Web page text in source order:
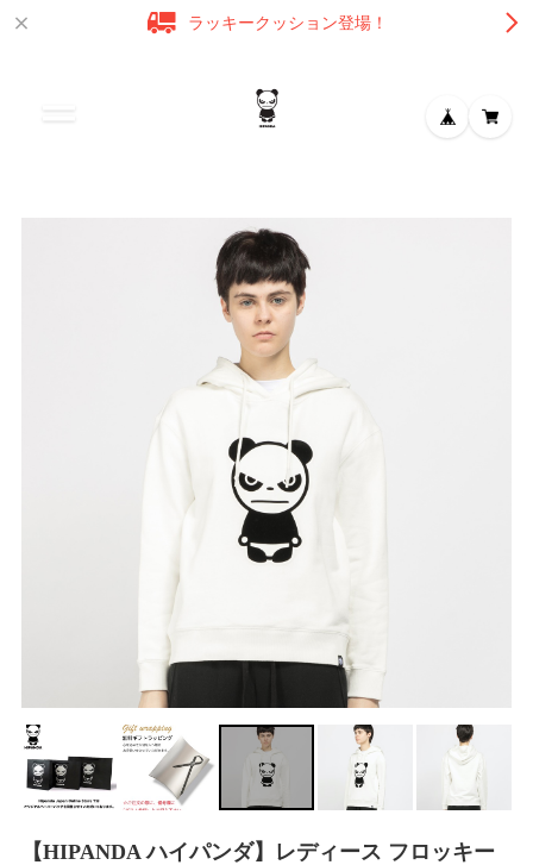
ラッキークッション登場！
【HIPANDA ハイパンダ】レディース フロッキー